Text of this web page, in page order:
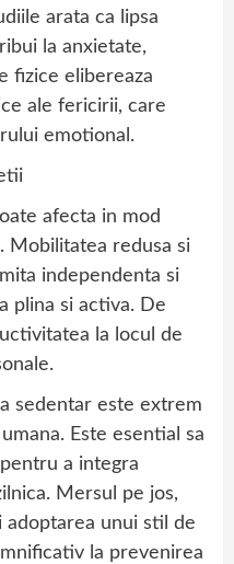
arata ca lipsa
la anxietate,
fizice elibereaza
ale fericirii, care
emotional.
afecta in mod
Mobilitatea redusa si
independenta si
plina si activa. De
la locul de
sedentar este extrem
Este esential sa
a integra
Mersul pe jos,
unui stil de
la prevenirea